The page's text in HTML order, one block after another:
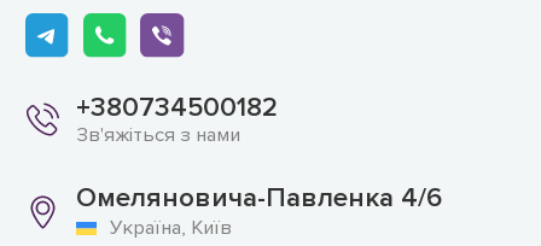
+380734500182
Зв'яжіться з нами
Омеляновича-Павленка 4/6
Україна, Київ